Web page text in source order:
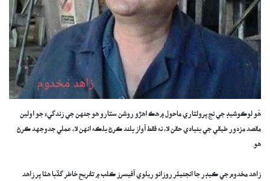
هُو لوڪوشيڊ جي نج پرولتاري ماحول ۾ ھڪ اھڙو روشن ستارو هو جنهن جي زندگيءَ جو اولين
مقصد مزدور طبقي جي بنيادي حقن لاء نه فقط آواز بلند ڪرڻ بلڪه انهن لاء عملي جدوجهد ڪرڻ
هو.
زاهد مخدوم جي ڪيڊر جا انجنيئر روزانو ريلوي آفيسرز ڪلب ۾ تفريح خاطر گڏبا ھئا پر زاهد